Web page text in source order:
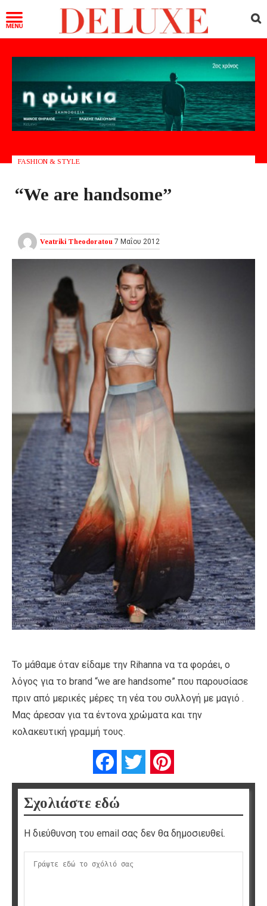
FASHION & STYLE
“We are handsome”
Veatriki Theodoratou 7 Μαΐου 2012
Το μάθαμε όταν είδαμε την Rihanna να τα φοράει, ο
λόγος για το brand “we are handsome” που παρουσίασε
πριν από μερικές μέρες τη νέα του συλλογή με μαγιό .
Μας άρεσαν για τα έντονα χρώματα και την
κολακευτική γραμμή τους.
FacebookTwitter
Σχολιάστε εδώ
Η διεύθυνση του email σας δεν θα δημοσιευθεί.